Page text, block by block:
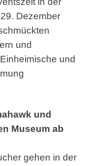
Dezember
und
und
und
Museum ab
gehen in der